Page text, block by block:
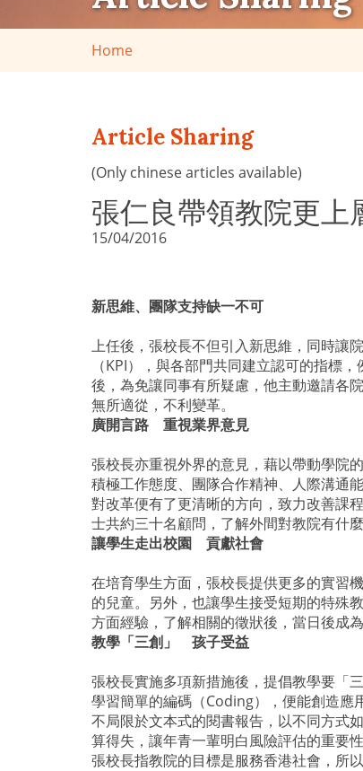
Home
Article Sharing
(Only chinese articles available)
張仁良帶領教院更上
15/04/2016
新思維、團隊支持缺一不可
上任後，張校長不但引入新思維，同時讓
（KPI），與各部門共同建立認可的指標
後，為免讓同事有所疑慮，他主動邀請各
無所適從，不利變革。
廣開言路 重視業界意見
張校長亦重視外界的意見，藉以帶動學院
積極工作態度、團隊合作精神、人際溝通
對改革便有了更清晰的方向，致力改善課
士共約三十名顧問，了解外間對教院有什
讓學生走出校園 貢獻社會
在培育學生方面，張校長提供更多的實習
的兒童。另外，也讓學生接受短期的特殊
方面經驗，了解相關的徵狀後，當日後成
教學「三創」 孩子受益
張校長實施多項新措施後，提倡教學要「
學習簡單的編碼（Coding），便能創造應
不局限於文本式的閱書報告，以不同方式
算得失，讓年青一輩明白風險評估的重要
張校長指教院的目標是服務香港社會，所